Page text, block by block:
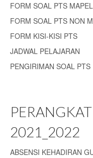
FORM SOAL PTS
FORM SOAL PTS NON
FORM KISI-KISI PTS
JADWAL PELAJARAN
PENGIRIMAN SOAL PTS
2021_2022
ABSENSI KEHADIRAN